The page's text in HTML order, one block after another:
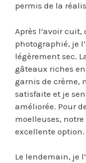
permis de la
Après l’avoir cuit,
photographié, je
légèrement sec.
gâteaux riches
garnis de crème,
satisfaite et je
améliorée. Pour
moelleuses, notre
excellente option.
Le lendemain, je